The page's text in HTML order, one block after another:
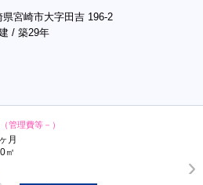
県宮崎市大字田吉 196-2
/ 築29年
（管理費等－）
月
㎡